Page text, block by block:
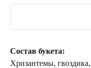
Состав букета:
Хризантемы,